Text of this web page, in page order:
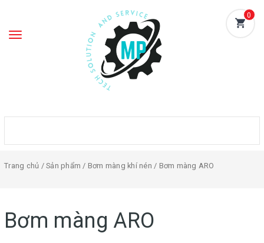
Toggle
0
Trang chủ / Sản phẩm / Bơm màng khí nén / Bơm màng ARO
Bơm màng ARO